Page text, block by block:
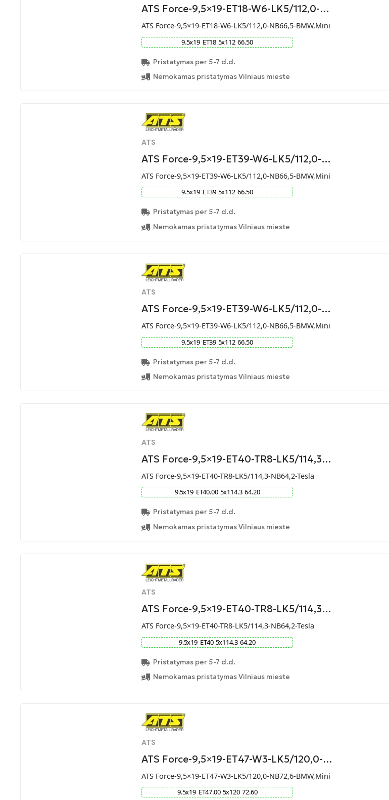
ATS Force-9,5×19-ET18-W6-LK5/112,0-…
ATS Force-9,5×19-ET18-W6-LK5/112,0-NB66,5-BMW,Mini
9.5x19 ET18 5x112 66.50
Pristatymas per 5-7 d.d.
Nemokamas pristatymas Vilniaus mieste
ATS
ATS Force-9,5×19-ET39-W6-LK5/112,0-…
ATS Force-9,5×19-ET39-W6-LK5/112,0-NB66,5-BMW,Mini
9.5x19 ET39 5x112 66.50
Pristatymas per 5-7 d.d.
Nemokamas pristatymas Vilniaus mieste
ATS
ATS Force-9,5×19-ET39-W6-LK5/112,0-…
ATS Force-9,5×19-ET39-W6-LK5/112,0-NB66,5-BMW,Mini
9.5x19 ET39 5x112 66.50
Pristatymas per 5-7 d.d.
Nemokamas pristatymas Vilniaus mieste
ATS
ATS Force-9,5×19-ET40-TR8-LK5/114,3…
ATS Force-9,5×19-ET40-TR8-LK5/114,3-NB64,2-Tesla
9.5x19 ET40.00 5x114.3 64.20
Pristatymas per 5-7 d.d.
Nemokamas pristatymas Vilniaus mieste
ATS
ATS Force-9,5×19-ET40-TR8-LK5/114,3…
ATS Force-9,5×19-ET40-TR8-LK5/114,3-NB64,2-Tesla
9.5x19 ET40 5x114.3 64.20
Pristatymas per 5-7 d.d.
Nemokamas pristatymas Vilniaus mieste
ATS
ATS Force-9,5×19-ET47-W3-LK5/120,0-…
ATS Force-9,5×19-ET47-W3-LK5/120,0-NB72,6-BMW,Mini
9.5x19 ET47.00 5x120 72.60